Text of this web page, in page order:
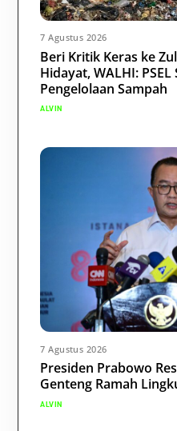
7 Agustus 2026
Beri Kritik Keras ke
Hidayat, WALHI: PSEL
Pengelolaan Sampah
ALVIN
7 Agustus 2026
Presiden Prabowo
Genteng Ramah
ALVIN